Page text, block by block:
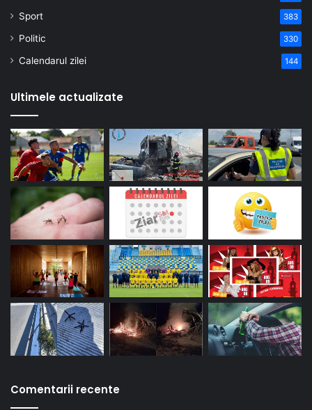
Sport 383
Politic 330
Calendarul zilei 144
Ultimele actualizate
Comentarii recente